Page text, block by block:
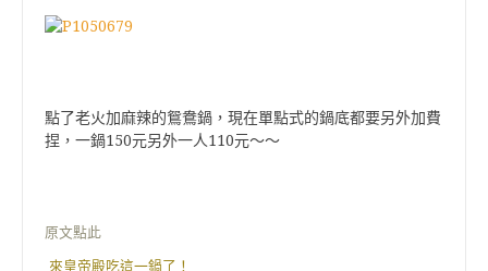
點了老火加麻辣的鴛鴦鍋，現在單點式的鍋底都要另外加費
捏，一鍋150元另外一人110元～～
原文點此
來皇帝殿吃這一鍋了！